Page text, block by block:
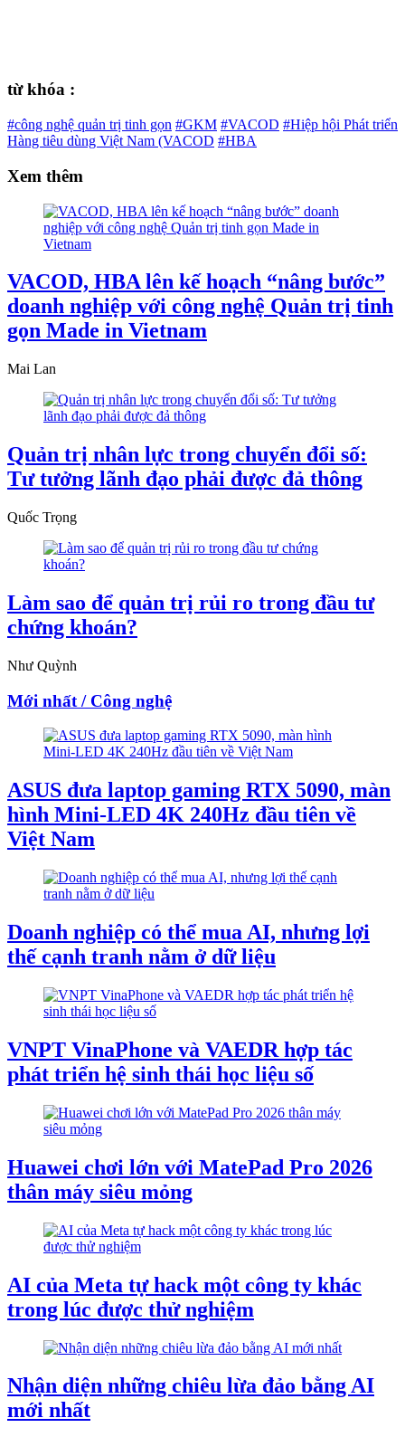
từ khóa :
#công nghệ quản trị tinh gọn #GKM #VACOD #Hiệp hội Phát triển
Hàng tiêu dùng Việt Nam (VACOD #HBA
Xem thêm
VACOD, HBA lên kế hoạch “nâng bước”
doanh nghiệp với công nghệ Quản trị tinh
gọn Made in Vietnam
Mai Lan
Quản trị nhân lực trong chuyển đổi số:
Tư tưởng lãnh đạo phải được đả thông
Quốc Trọng
Làm sao để quản trị rủi ro trong đầu tư
chứng khoán?
Như Quỳnh
Mới nhất / Công nghệ
ASUS đưa laptop gaming RTX 5090, màn
hình Mini-LED 4K 240Hz đầu tiên về
Việt Nam
Doanh nghiệp có thể mua AI, nhưng lợi
thế cạnh tranh nằm ở dữ liệu
VNPT VinaPhone và VAEDR hợp tác
phát triển hệ sinh thái học liệu số
Huawei chơi lớn với MatePad Pro 2026
thân máy siêu mỏng
AI của Meta tự hack một công ty khác
trong lúc được thử nghiệm
Nhận diện những chiêu lừa đảo bằng AI
mới nhất